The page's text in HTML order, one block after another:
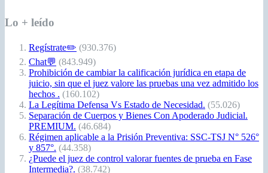
Lo + leído
Regístrate✏️ (930.376)
Chat💬 (843.949)
Prohibición de cambiar la calificación jurídica en etapa de
juicio, sin que el juez valore las pruebas una vez admitido los
hechos . (160.102)
La Legítima Defensa Vs Estado de Necesidad. (55.026)
Separación de Cuerpos y Bienes Con Apoderado Judicial.
PREMIUM. (46.684)
Régimen aplicable a la Prisión Preventiva: SSC-TSJ N° 526°
y 857°. (44.358)
¿Puede el juez de control valorar fuentes de prueba en Fase
Intermedia?. (38.742)